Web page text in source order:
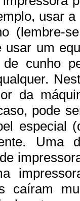
usar
(lembre-
usar um
cunho
da
pode
especial
Uma
caíram